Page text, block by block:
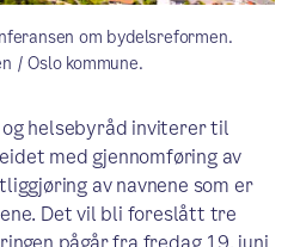
om bydelsreformen.
/ Oslo kommune.
helsebyråd inviterer til
med gjennomføring av
av navnene som er
Det vil bli foreslått tre